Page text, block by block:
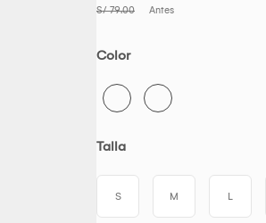
S/ 79.00 Antes
Color
Talla
S M L